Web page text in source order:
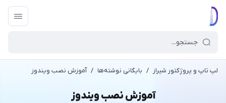
لپ تاپ و پروژکتور شیراز / بایگانی نوشته‌ها / آموزش نصب ویندوز
آموزش نصب ویندوز